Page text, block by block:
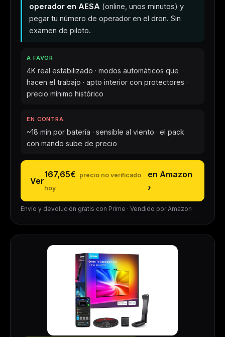
operador en AESA (online, unos minutos) y
pegar tu número de operador en el dron. Sin
examen de piloto.
A FAVOR
4K real estabilizado · modos automáticos que
hacen el trabajo · apto interior con protectores ·
precio mínimo histórico
EN CONTRA
~18 min por batería · sensible al viento · el pack
con mando sube de precio
Ver
167,65€
en Amazon
›
Envío y devolución gratis con Prime · Vendido por Amazon